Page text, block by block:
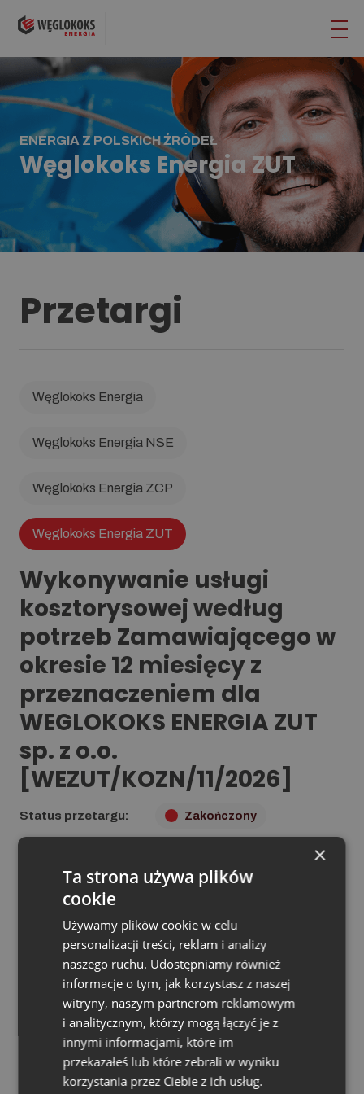
ENERGIA Z POLSKICH ŹRÓDEŁ
Węglokoks Energia ZUT
Przetargi
Węglokoks Energia
Węglokoks Energia NSE
Węglokoks Energia ZCP
Węglokoks Energia ZUT
Wykonywanie usługi
kosztorysowej według
potrzeb Zamawiającego w
okresie 12 miesięcy z
przeznaczeniem dla
WEGLOKOKS ENERGIA ZUT
sp. z o.o.
[WEZUT/KOZN/11/2026]
Status przetargu: Zakończony
Ter­min skła­da­nia ofert: do dnia 13.02.2026 r. do godz.
Tryb po­stę­po­wa­nia: Konkurs ofert z ogłoszeniem z
negocjacjami
ZAMAWIAJĄCY:
WĘGLOKOKS ENERGIA ZUT sp. z o.o. z siedzibą w
Rudzie Śląskiej, ul.Szyb Walenty 26 B, 41-700 Ruda
×
Ta strona używa plików
cookie
Używamy plików cookie w celu
personalizacji treści, reklam i analizy
naszego ruchu. Udostępniamy również
informacje o tym, jak korzystasz z naszej
witryny, naszym partnerom reklamowym
i analitycznym, którzy mogą łączyć je z
innymi informacjami, które im
przekazałeś lub które zebrali w wyniku
korzystania przez Ciebie z ich usług.